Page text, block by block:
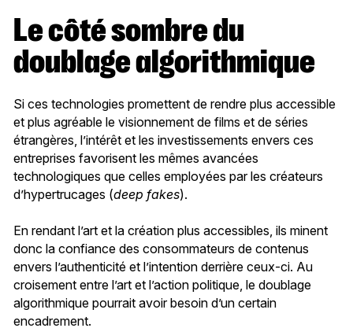
Le côté sombre du
doublage algorithmique
Si ces technologies promettent de rendre plus accessible
et plus agréable le visionnement de films et de séries
étrangères, l’intérêt et les investissements envers ces
entreprises favorisent les mêmes avancées
technologiques que celles employées par les créateurs
d’hypertrucages (deep fakes).
En rendant l’art et la création plus accessibles, ils minent
donc la confiance des consommateurs de contenus
envers l’authenticité et l’intention derrière ceux-ci. Au
croisement entre l’art et l’action politique, le doublage
algorithmique pourrait avoir besoin d’un certain
encadrement.